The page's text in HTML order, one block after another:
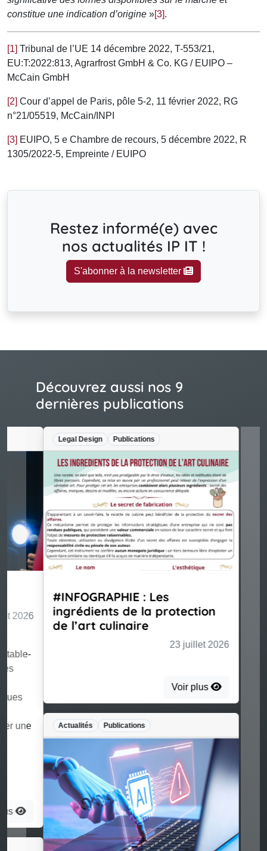
constitue une indication d’origine »[3].
[1] Tribunal de l’UE 14 décembre 2022, T-553/21,
EU:T:2022:813, Agrarfrost GmbH & Co. KG / EUIPO –
McCain GmbH
[2] Cour d’appel de Paris, pôle 5-2, 11 février 2022, RG
n°21/05519, McCain/INPI
[3] EUIPO, 5 e Chambre de recours, 5 décembre 2022, R
1305/2022-5, Empreinte / EUIPO
Restez informé(e) avec
nos actualités IP IT !
S'abonner à la newsletter
Découvrez aussi nos 9
dernières publications
Legal Design Publications
#INFOGRAPHIE : Les
ingrédients de la protection
de l’art culinaire
23 juillet 2026
Voir plus
Actualités Publications